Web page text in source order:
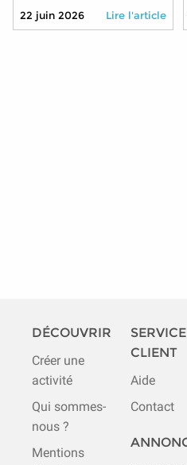
transmettre à vos petits-
22 juin 2026 Lire l'article
DÉCOUVRIR
Créer une
activité
Qui sommes-
nous ?
Mentions
SERVICE
CLIENT
Aide
Contact